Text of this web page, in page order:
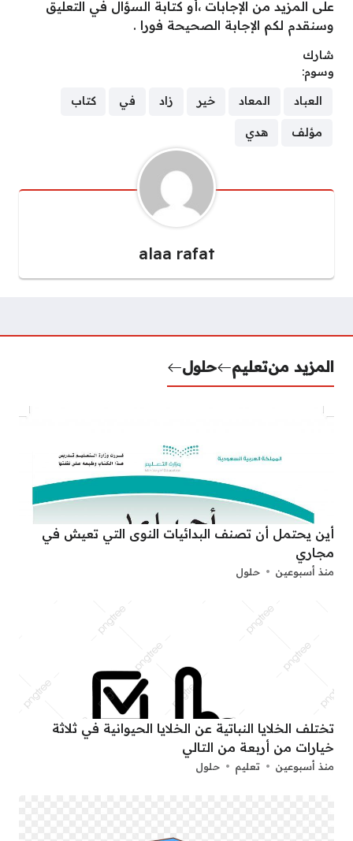
على المزيد من الإجابات ،أو كتابة السؤال في التعليق
وسنقدم لكم الإجابة الصحيحة فورا .
شارك
وسوم:
العباد المعاد خير زاد في كتاب
مؤلف هدي
alaa rafat
المزيد منتعليم حلول
أين يحتمل أن تصنف البدائيات النوى التي تعيش في
مجاري
منذ أسبوعين حلول
تختلف الخلايا النباتية عن الخلايا الحيوانية في ثلاثة
خيارات من أربعة من التالي
منذ أسبوعين تعليم حلول